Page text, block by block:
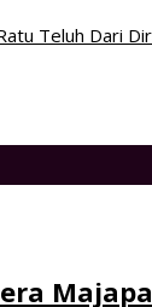
Teluh Dari